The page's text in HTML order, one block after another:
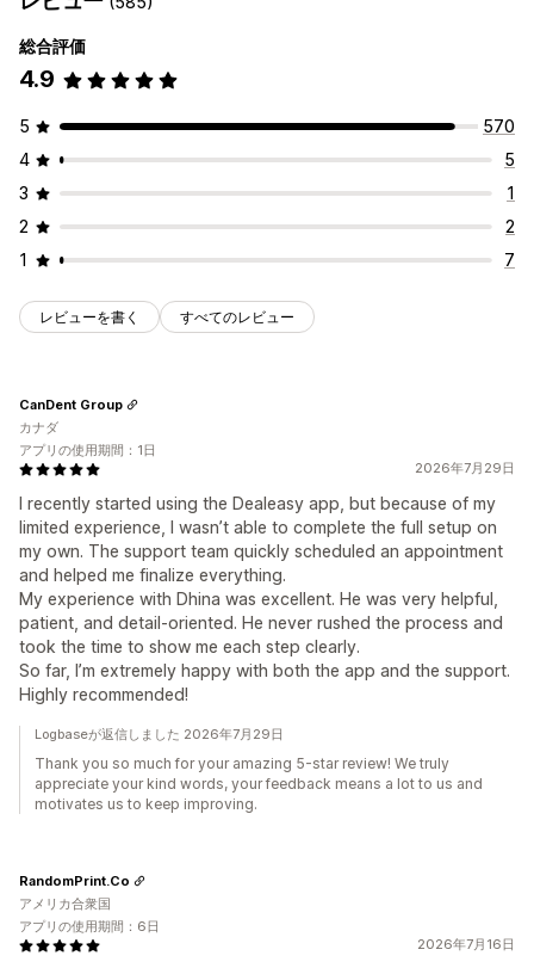
総合評価
4.9
5
570
4
5
3
1
2
2
1
7
レビューを書く すべてのレビュー
2026年7月29日
I recently started using the Dealeasy app, but because of my
limited experience, I wasn’t able to complete the full setup on
my own. The support team quickly scheduled an appointment
and helped me finalize everything.
My experience with Dhina was excellent. He was very helpful,
patient, and detail-oriented. He never rushed the process and
took the time to show me each step clearly.
So far, I’m extremely happy with both the app and the support.
Highly recommended!
CanDent Group
カナダ
アプリの使用期間：1日
Logbaseが返信しました 2026年7月29日
Thank you so much for your amazing 5-star review! We truly
appreciate your kind words, your feedback means a lot to us and
motivates us to keep improving.
2026年7月16日
RandomPrint.Co
アメリカ合衆国
アプリの使用期間：6日